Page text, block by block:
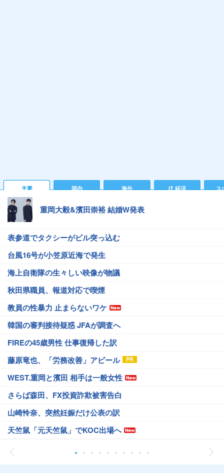
主要 国内 海外 IT 経済 ス
重岡大毅&濱田崇裕 結婚W発表
表参道でタクシーがビル突っ込む
台風16号が小笠原近海で発生
海上自衛隊の生々しい映像が物議
秋田県職員、報道対応で喫煙
教員の性暴力 止まらないワケ
韓国の審判接待疑惑 JFAが調査へ
FIREの45歳男性 仕事復帰した訳
藤原竜也、「労務改善」アピール
WEST.重岡と濱田 相手は一般女性
さらば森田、FX投資詐欺被害告白
山崎怜奈、突然妊娠だけ公表の訳
天竺鼠「元天竺鼠」でKOC出場へ